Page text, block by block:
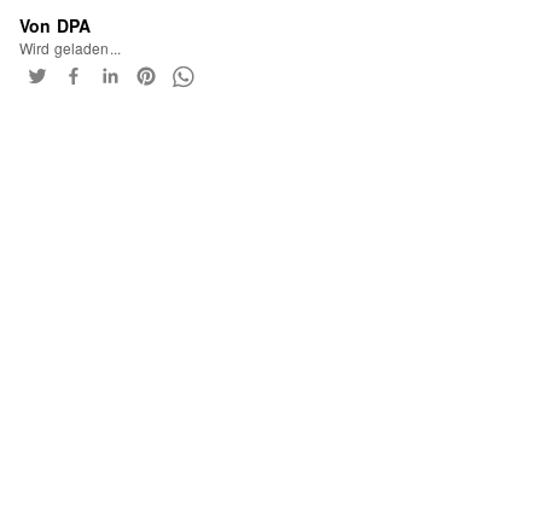
Von DPA
Wird geladen...